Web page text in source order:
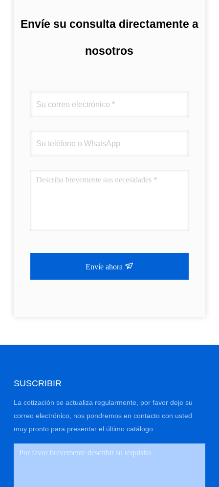
Envíe su consulta directamente a
nosotros
Envíe ahora
SUSCRIBIR
La cotización se actualiza regularmente, por favor deje su
correo electrónico, nos pondremos en contacto con usted
muy pronto para presentar el último catálogo.